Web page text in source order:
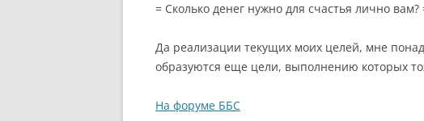
= Сколько денег нужно для счастья лично вам?
Да реализации текущих моих целей, мне
образуются еще цели, выполнению которых
На форуме ББС